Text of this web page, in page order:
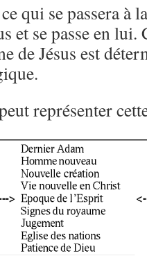
qui se passera à
et se passe en
de Jésus est
représenter